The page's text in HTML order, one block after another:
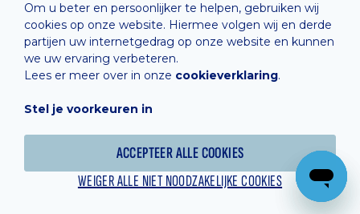
Om u beter en persoonlijker te helpen, gebruiken wij
cookies op onze website. Hiermee volgen wij en derde
partijen uw internetgedrag op onze website en kunnen
we uw ervaring verbeteren.
Lees er meer over in onze cookieverklaring.
Stel je voorkeuren in
ACCEPTEER ALLE COOKIES
WEIGER ALLE NIET NOODZAKELIJKE COOKIES
Cashless
verkoopsvoorwaarden
Cookie Policy
Hosted by Combell
Powered online by